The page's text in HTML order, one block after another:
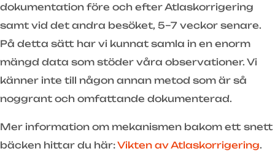
dokumentation före och efter Atlaskorrigering
samt vid det andra besöket, 5–7 veckor senare.
På detta sätt har vi kunnat samla in en enorm
mängd data som stöder våra observationer. Vi
känner inte till någon annan metod som är så
noggrant och omfattande dokumenterad.
Mer information om mekanismen bakom ett snett
bäcken hittar du här:Vikten av Atlaskorrigering.